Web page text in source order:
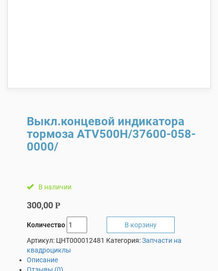
Выкл.концевой индикатора
тормоза ATV500H/37600-058-
0000/
В наличии
300,00 Р
Количество
В корзину
Артикул: ЦНТ000012481 Категория:Запчасти на
квадроциклы
Описание